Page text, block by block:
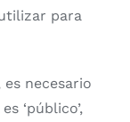
para
necesario
‘público’,